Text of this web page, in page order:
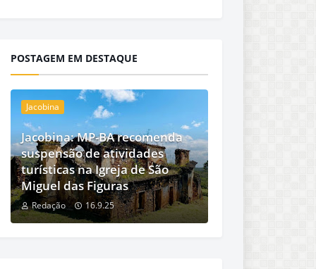
POSTAGEM EM DESTAQUE
Jacobina
Jacobina: MP-BA recomenda
suspensão de atividades
turísticas na Igreja de São
Miguel das Figuras
Redação 16.9.25